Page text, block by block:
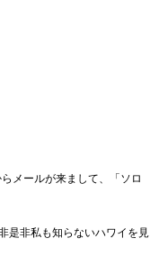
メールが来まして、「ソロ
是非私も知らないハワイを見